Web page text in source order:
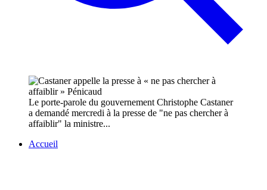
Le porte-parole du gouvernement Christophe Castaner
a demandé mercredi à la presse de "ne pas chercher à
affaiblir" la ministre...
Accueil